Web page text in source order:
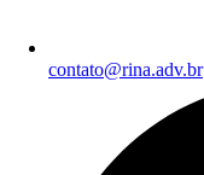
contato@rina.adv.br